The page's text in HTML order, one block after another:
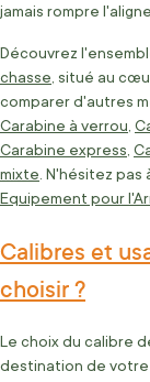
jamais rompre
Découvrez
chasse , situé au
comparer d'autres
Carabine à verrou
Carabine express
mixte . N'hésitez
Equipement pour
Calibres et
choisir ?
Le choix du calibre
destination de votre